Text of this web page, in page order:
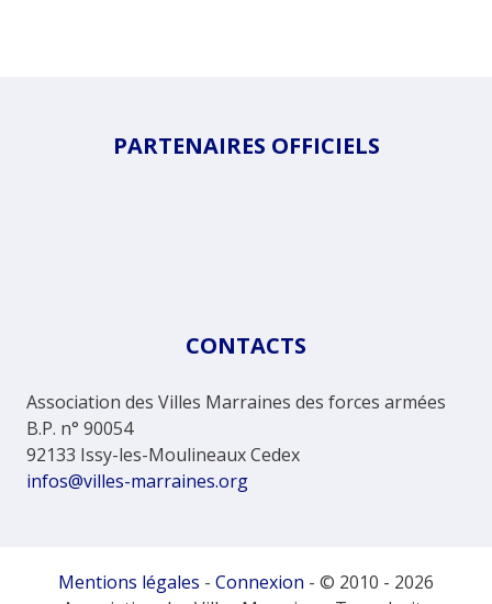
PARTENAIRES OFFICIELS
CONTACTS
Association des Villes Marraines des forces armées
B.P. n° 90054
92133 Issy-les-Moulineaux Cedex
infos@villes-marraines.org
Mentions légales - Connexion - © 2010 - 2026